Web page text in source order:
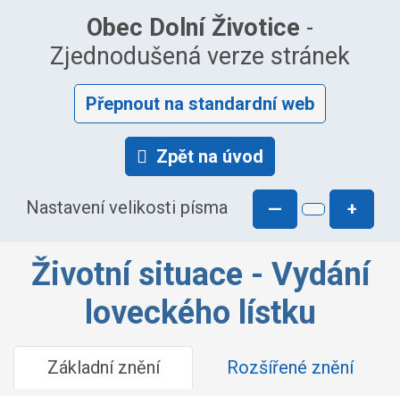
Obec Dolní Životice -
Zjednodušená verze stránek
Přepnout na standardní web
Zpět na úvod
Nastavení velikosti písma — +
Životní situace - Vydání
loveckého lístku
Základní znění
Rozšířené znění